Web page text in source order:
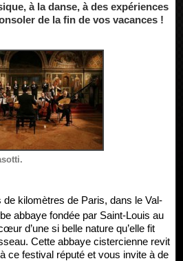
à la danse, à des expériences
de la fin de vos vacances !
de kilomètres de Paris, dans le Val-
abbaye fondée par Saint-Louis au
d’une si belle nature qu’elle fit
Cette abbaye cistercienne revit
ce festival réputé et vous invite à de